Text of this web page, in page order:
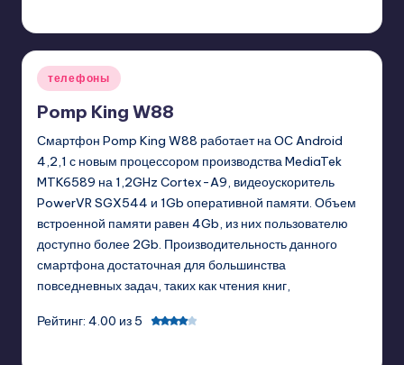
Posted
in
телефоны
Pomp King W88
Смартфон Pomp King W88 работает на ОС Android
4,2,1 с новым процессором производства MediaTek
MTK6589 на 1,2GHz Cortex-A9, видеоускоритель
PowerVR SGX544 и 1Gb оперативной памяти. Объем
встроенной памяти равен 4Gb, из них пользователю
доступно более 2Gb. Производительность данного
смартфона достаточная для большинства
повседневных задач, таких как чтения книг,
Рейтинг: 4.00 из 5